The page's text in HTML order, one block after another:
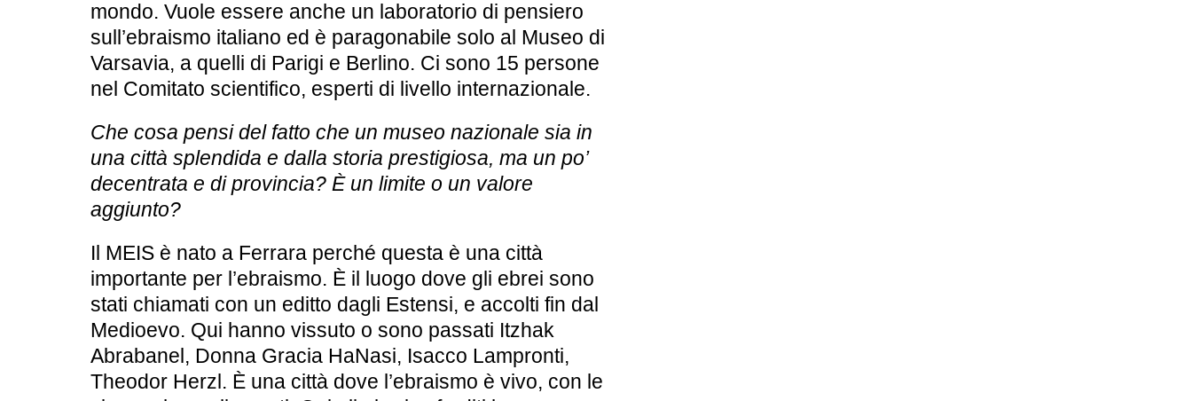
mondo. Vuole essere anche un laboratorio di pensiero
sull’ebraismo italiano ed è paragonabile solo al Museo di
Varsavia, a quelli di Parigi e Berlino. Ci sono 15 persone
nel Comitato scientifico, esperti di livello internazionale.
Che cosa pensi del fatto che un museo nazionale sia in
una città splendida e dalla storia prestigiosa, ma un po’
decentrata e di provincia? È un limite o un valore
aggiunto?
Il MEIS è nato a Ferrara perché questa è una città
importante per l’ebraismo. È il luogo dove gli ebrei sono
stati chiamati con un editto dagli Estensi, e accolti fin dal
Medioevo. Qui hanno vissuto o sono passati Itzhak
Abrabanel, Donna Gracia HaNasi, Isacco Lampronti,
Theodor Herzl. È una città dove l’ebraismo è vivo, con le